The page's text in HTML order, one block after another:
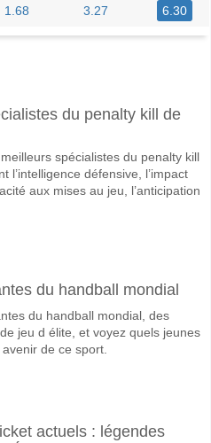
1.68 3.27 6.30
Atletico Mitre 07 June 2026 20:30.
avec une probabilité de 60%
elles dans le match
avec un pourcentage de 71%.
attendu entre Godoy Cruz
le Résultat Correct de 2-0
du penalty kill de
spécialistes du penalty kill
l’intelligence défensive, l’impact
aux mises au jeu, l’anticipation
du handball mondial
du handball mondial, des
jeu d élite, et voyez quels jeunes
de ce sport.
actuels : légendes